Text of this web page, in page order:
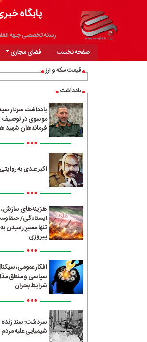
پایگاه
رسانه تخصصی جبهه
صفحه نخست فضای مجازی
قیمت سکه و ارز
یادداشت
یادداشت سردار
موسوی در توصیف
فرماندهان شهید
•••
اکبر عبدی به
•••
هزینه‌های سازش،
ایستادگی/
تنها مسیرِ رسیدن به
پیروزی
•••
افکار عمومی،
سیاسی و منطق
شرایط بحران
•••
سردشت؛ سند
شیمیایی علیه مردم